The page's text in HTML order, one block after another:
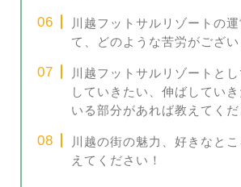
川越フットサルリゾートの
て、どのような苦労がござい
川越フットサルリゾートと
していきたい、伸ばしてい
いる部分があれば教えてくだ
川越の街の魅力、好きなと
えてください！